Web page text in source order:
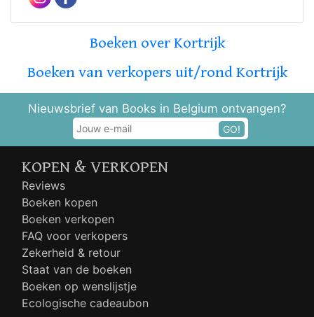
Boeken over Kortrijk
Boeken van verkopers uit/rond Kortrijk
Nieuwsbrief van Books in Belgium ontvangen?
GO!
KOPEN & VERKOPEN
Reviews
Boeken kopen
Boeken verkopen
FAQ voor verkopers
Zekerheid & retour
Staat van de boeken
Boeken op wenslijstje
Ecologische cadeaubon